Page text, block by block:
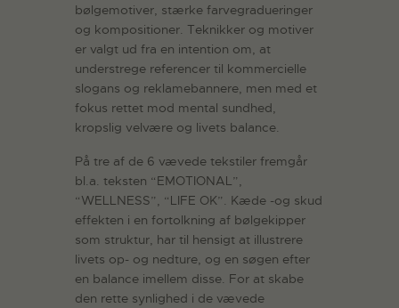
bølgemotiver, stærke farvegradueringer
og kompositioner. Teknikker og motiver
er valgt ud fra en intention om, at
understrege referencer til kommercielle
slogans og reklamebannere, men med et
fokus rettet mod mental sundhed,
kropslig velvære og livets balance.
På tre af de 6 vævede tekstiler fremgår
bl.a. teksten “EMOTIONAL”,
“WELLNESS”, “LIFE OK”. Kæde -og skud
effekten i en fortolkning af bølgekipper
som struktur, har til hensigt at illustrere
livets op- og nedture, og en søgen efter
en balance imellem disse. For at skabe
den rette synlighed i de vævede